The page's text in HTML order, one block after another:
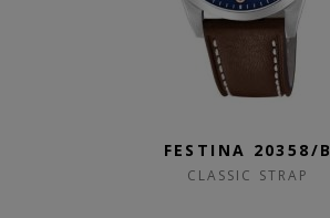
FESTINA 20358/B
CLASSIC STRAP